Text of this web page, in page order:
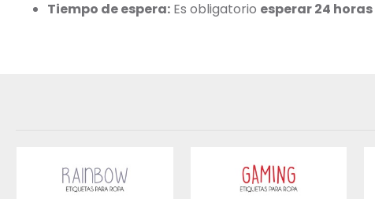
Tiempo de espera: Es obligatorio esperar 24 horas